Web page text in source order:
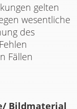
gelten
wesentliche
des
Fällen
Bildmaterial